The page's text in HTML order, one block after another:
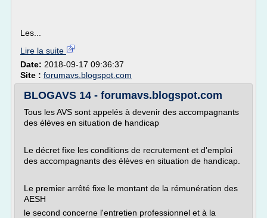
Les...
Lire la suite
Date: 2018-09-17 09:36:37
Site : forumavs.blogspot.com
BLOGAVS 14 - forumavs.blogspot.com
Tous les AVS sont appelés à devenir des accompagnants
des élèves en situation de handicap
Le décret fixe les conditions de recrutement et d'emploi
des accompagnants des élèves en situation de handicap.
Le premier arrêté fixe le montant de la rémunération des
AESH
le second concerne l'entretien professionnel et à la